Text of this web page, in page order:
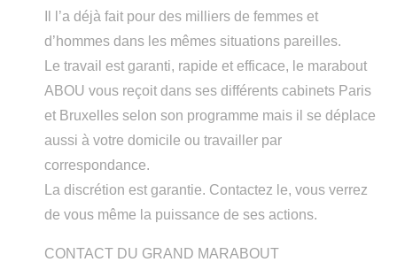
Il l’a déjà fait pour des milliers de femmes et
d’hommes dans les mêmes situations pareilles.
Le travail est garanti, rapide et efficace, le marabout
ABOU vous reçoit dans ses différents cabinets Paris
et Bruxelles selon son programme mais il se déplace
aussi à votre domicile ou travailler par
correspondance.
La discrétion est garantie. Contactez le, vous verrez
de vous même la puissance de ses actions.
CONTACT DU GRAND MARABOUT